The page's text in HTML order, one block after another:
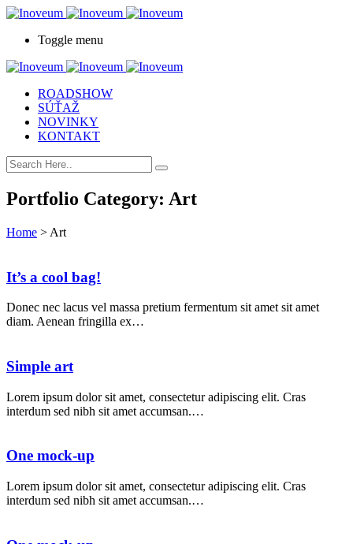
Toggle menu
ROADSHOW
SÚŤAŽ
NOVINKY
KONTAKT
Portfolio Category: Art
Home > Art
It’s a cool bag!
Donec nec lacus vel massa pretium fermentum sit amet sit amet
diam. Aenean fringilla ex…
Simple art
Lorem ipsum dolor sit amet, consectetur adipiscing elit. Cras
interdum sed nibh sit amet accumsan.…
One mock-up
Lorem ipsum dolor sit amet, consectetur adipiscing elit. Cras
interdum sed nibh sit amet accumsan.…